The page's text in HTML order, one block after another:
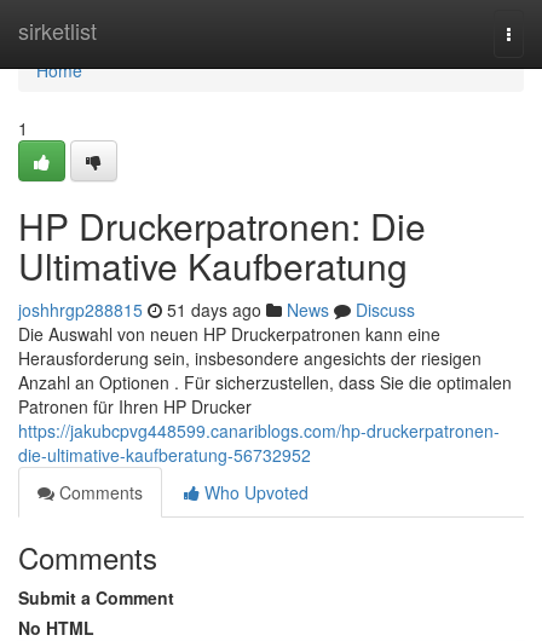
sirketlist
Home
Home
1
HP Druckerpatronen: Die
Ultimative Kaufberatung
joshhrgp288815 51 days ago News
Discuss
Die Auswahl von neuen HP Druckerpatronen kann eine
Herausforderung sein, insbesondere angesichts der riesigen
Anzahl an Optionen . Für sicherzustellen, dass Sie die optimalen
Patronen für Ihren HP Drucker
https://jakubcpvg448599.canariblogs.com/hp-druckerpatronen-
die-ultimative-kaufberatung-56732952
Comments
Who Upvoted
Comments
Submit a Comment
No HTML